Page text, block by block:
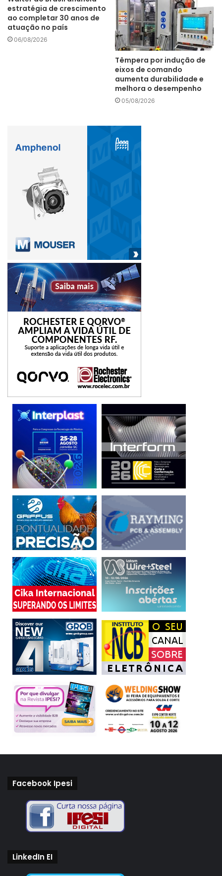
estratégia de crescimento
ao completar 30 anos de
atuação no país
06/08/2026
Têmpera por indução de
eixos de comando
aumenta durabilidade e
melhora o desempenho
05/08/2026
Facebook Ipesi
LinkedIn EI